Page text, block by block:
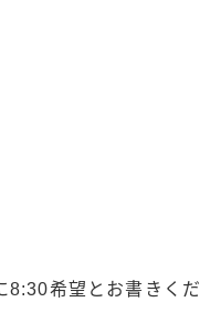
8:30希望とお書きくだ